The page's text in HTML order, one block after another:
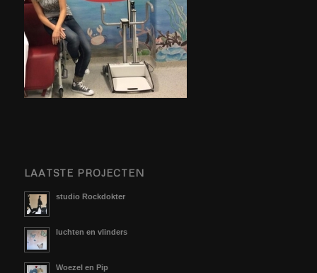
LAATSTE PROJECTEN
studio Rockdokter
luchten en vlinders
Woezel en Pip